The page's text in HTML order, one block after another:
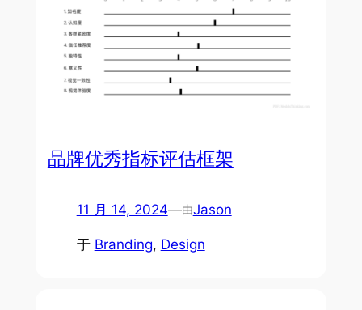
品牌优秀指标评估框架
11 月 14, 2024—由Jason
于 Branding, Design